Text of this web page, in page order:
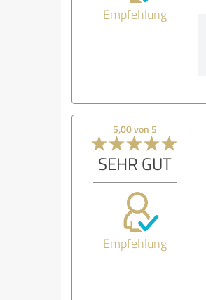
Empfehlung
5,00 von 5
SEHR GUT
Empfehlung